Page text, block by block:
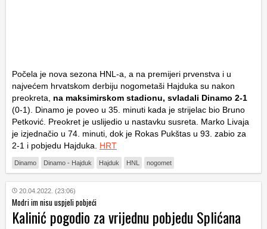
Počela je nova sezona HNL-a, a na premijeri prvenstva i u
najvećem hrvatskom derbiju nogometaši Hajduka su nakon
preokreta, na maksimirskom stadionu, svladali Dinamo 2-1
(0-1). Dinamo je poveo u 35. minuti kada je strijelac bio Bruno
Petković. Preokret je uslijedio u nastavku susreta. Marko Livaja
je izjednačio u 74. minuti, dok je Rokas Pukštas u 93. zabio za
2-1 i pobjedu Hajduka. HRT
Dinamo Dinamo - Hajduk Hajduk HNL nogomet
20.04.2022. (23:06)
Modri im nisu uspjeli pobjeći
Kalinić pogodio za vrijednu pobjedu Splićana